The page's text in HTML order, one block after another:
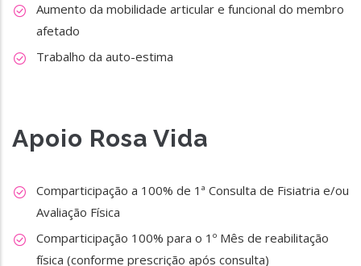
Aumento da mobilidade articular e funcional do membro
afetado
Trabalho da auto-estima
Apoio Rosa Vida
Comparticipação a 100% de 1ª Consulta de Fisiatria e/ou
Avaliação Física
Comparticipação 100% para o 1º Mês de reabilitação
física (conforme prescrição após consulta)